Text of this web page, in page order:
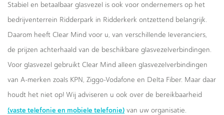
Stabiel en betaalbaar glasvezel is ook voor ondernemers op het
bedrijventerrein Ridderpark in Ridderkerk ontzettend belangrijk.
Daarom heeft Clear Mind voor u, van verschillende leveranciers,
de prijzen achterhaald van de beschikbare glasvezelverbindingen.
Voor glasvezel gebruikt Clear Mind alleen glasvezelverbindingen
van A-merken zoals KPN, Ziggo-Vodafone en Delta Fiber. Maar daar
houdt het niet op! Wij adviseren u ook over de bereikbaarheid
(vaste telefonie en mobiele telefonie) van uw organisatie.